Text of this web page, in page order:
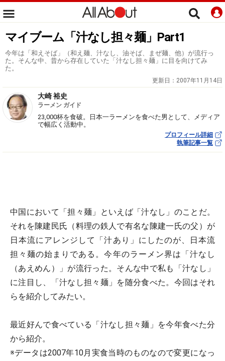
マイブーム「汁なし担々麺」Part1
今年は「和えそば」（和え麺、汁なし、油そば、まぜ麺、他）が流行っ
た。そんな中、昔から存在していた「汁なし担々麺」に目を向けてみ
た。
更新日： 2007年11月14日
大崎 裕史
ラーメン ガイド
23,000杯を食破。日本一ラーメンを食べた男として、メディア
で幅広く活動中。
プロフィール詳細
執筆記事一覧
中国において「担々麺」といえば「汁なし」のことだ。
それを陳建民氏（料理の鉄人で有名な陳建一氏の父）が
日本流にアレンジして「汁あり」にしたのが、日本流
担々麺の始まりである。今年のラーメン界は「汁なし
（あえめん）」が流行った。そんな中で私も「汁なし」
に注目し、「汁なし担々麺」を随分食べた。今回はそれ
らを紹介してみたい。
最近好んで食べている「汁なし担々麺」を今年食べた分
から紹介。
※データは2007年10月実食当時のものなので変更になっ